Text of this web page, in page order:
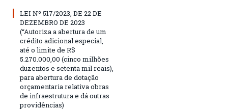
LEI Nº 517/2023, DE 22 DE
DEZEMBRO DE 2023
(“Autoriza a abertura de um
crédito adicional especial,
até o limite de R$
5.270.000,00 (cinco milhões
duzentos e setenta mil reais),
para abertura de dotação
orçamentaria relativa obras
de infraestrutura e dá outras
providências)